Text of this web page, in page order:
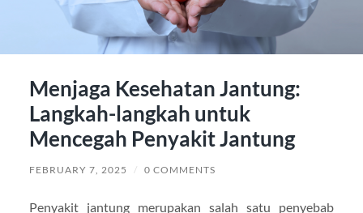
Menjaga Kesehatan Jantung:
Langkah-langkah untuk
Mencegah Penyakit Jantung
FEBRUARY 7, 2025 / 0 COMMENTS
Penyakit jantung merupakan salah satu penyebab